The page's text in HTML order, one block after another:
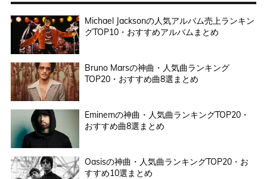
Michael Jacksonの人気アルバム売上ランキン
グTOP10・おすすめアルバムまとめ
Bruno Marsの神曲・人気曲ランキング
TOP20・おすすめ曲8選まとめ
Eminemの神曲・人気曲ランキングTOP20・
おすすめ曲8選まとめ
Oasisの神曲・人気曲ランキングTOP20・お
すすめ10選まとめ